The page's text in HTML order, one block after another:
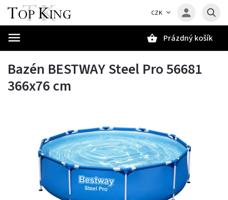
CZK
Prázdný košík
Bazén BESTWAY Steel Pro 56681
366x76 cm